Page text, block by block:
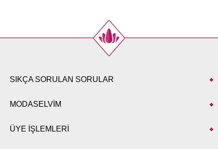
SIKÇA SORULAN SORULAR
MODASELVİM
ÜYE İŞLEMLERİ